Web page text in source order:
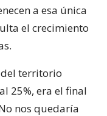
a esa única
el crecimiento
del territorio
25%, era el final
nos quedaría